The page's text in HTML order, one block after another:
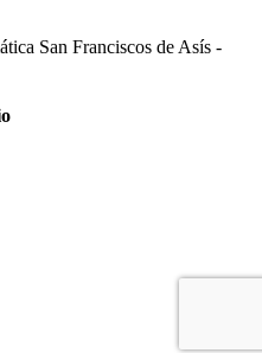
San Franciscos de Asís -